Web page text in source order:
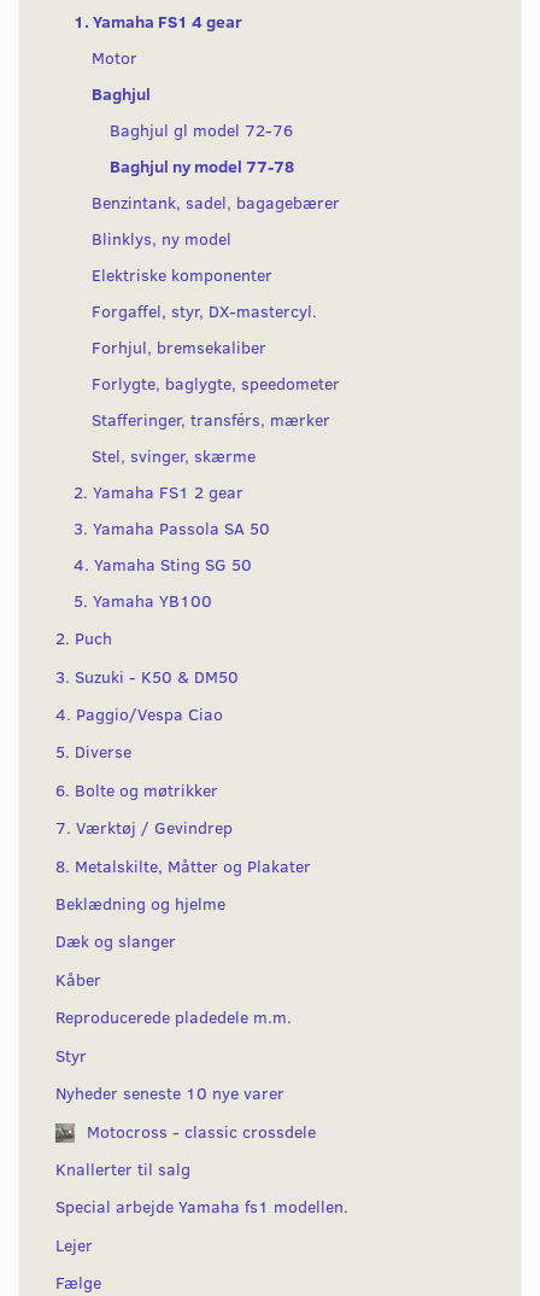
1. Yamaha FS1 4 gear
Motor
Baghjul
Baghjul gl model 72-76
Baghjul ny model 77-78
Benzintank, sadel, bagagebærer
Blinklys, ny model
Elektriske komponenter
Forgaffel, styr, DX-mastercyl.
Forhjul, bremsekaliber
Forlygte, baglygte, speedometer
Stafferinger, transférs, mærker
Stel, svinger, skærme
2. Yamaha FS1 2 gear
3. Yamaha Passola SA 50
4. Yamaha Sting SG 50
5. Yamaha YB100
2. Puch
3. Suzuki - K50 & DM50
4. Paggio/Vespa Ciao
5. Diverse
6. Bolte og møtrikker
7. Værktøj / Gevindrep
8. Metalskilte, Måtter og Plakater
Beklædning og hjelme
Dæk og slanger
Kåber
Reproducerede pladedele m.m.
Styr
Nyheder seneste 10 nye varer
Motocross - classic crossdele
Knallerter til salg
Special arbejde Yamaha fs1 modellen.
Lejer
Fælge